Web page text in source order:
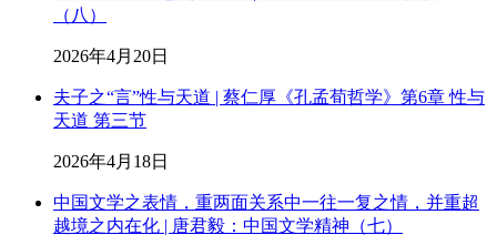
（八）
2026年4月20日
夫子之“言”性与天道 | 蔡仁厚《孔孟荀哲学》第6章 性与
天道 第三节
2026年4月18日
中国文学之表情，重两面关系中一往一复之情，并重超
越境之内在化 | 唐君毅：中国文学精神（七）